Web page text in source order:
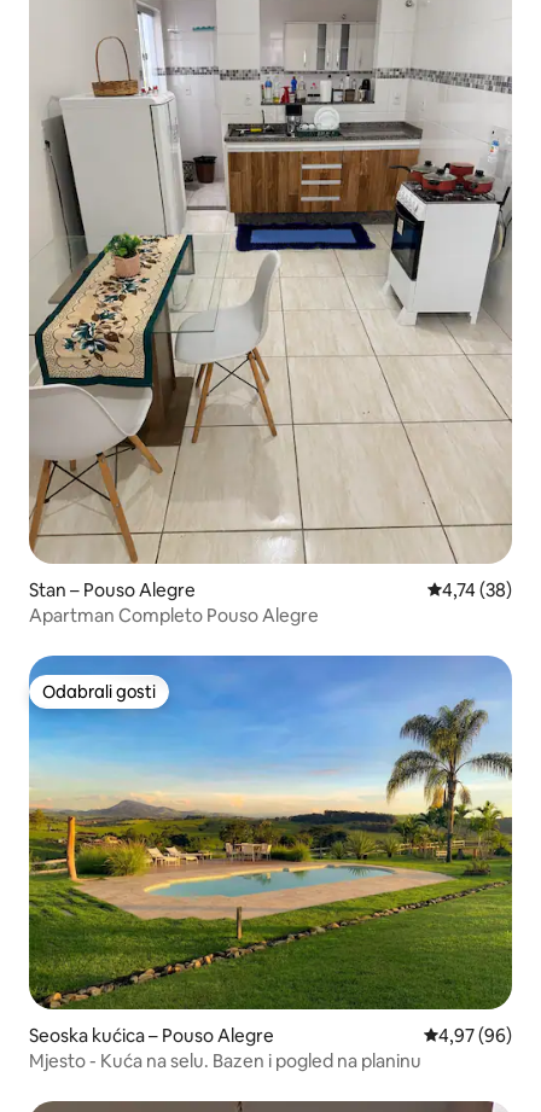
Stan – Pouso Alegre Prosječna
4,74 (38)
Apartman Completo Pouso Alegre
Odabrali gosti
Odabrali gosti
Seoska kućica – Pouso Alegre Prosječna
4,97 (96)
Mjesto - Kuća na selu. Bazen i pogled na planinu